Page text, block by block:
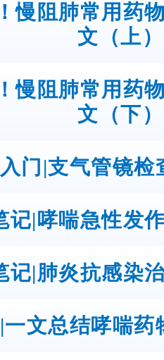
慢阻肺常用药
文（上）
慢阻肺常用药
文（下）
门|支气管镜检
记|哮喘急性发
记|肺炎抗感染
一文总结哮喘